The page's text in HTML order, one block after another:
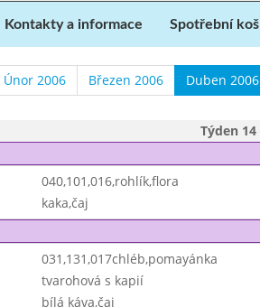
Kontakty a informace Spotřební koš
Únor 2006 Březen 2006 Duben 2006
Týden 14
040,101,016,rohlík,flora
kaka,čaj
031,131,017chléb,pomayánka
tvarohová s kapií
bílá káva,čaj